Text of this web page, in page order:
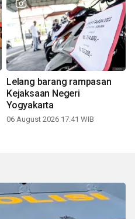
Lelang barang rampasan
Kejaksaan Negeri
Yogyakarta
06 August 2026 17:41 WIB